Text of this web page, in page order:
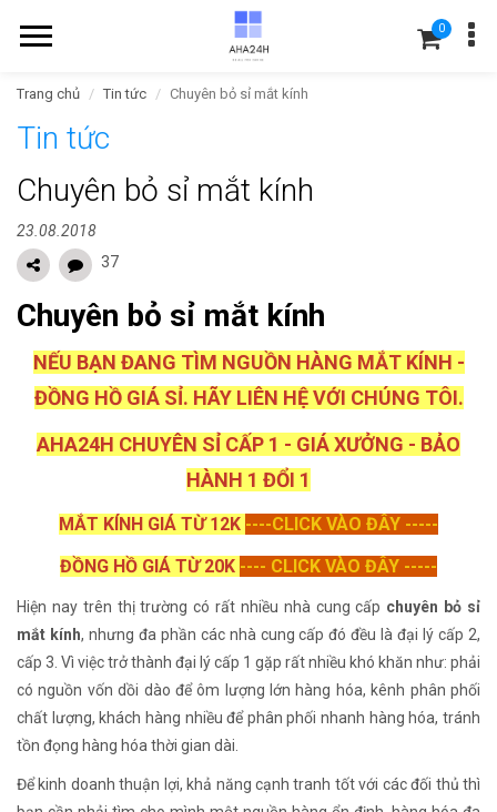
0
Trang chủ Tin tức Chuyên bỏ sỉ mắt kính
Tin tức
Chuyên bỏ sỉ mắt kính
23.08.2018
37
Chuyên bỏ sỉ mắt kính
NẾU BẠN ĐANG TÌM NGUỒN HÀNG MẮT KÍNH -
ĐỒNG HỒ GIÁ SỈ. HÃY LIÊN HỆ VỚI CHÚNG TÔI.
AHA24H CHUYÊN SỈ CẤP 1 - GIÁ XƯỞNG - BẢO
HÀNH 1 ĐỔI 1
MẮT KÍNH GIÁ TỪ 12K ----CLICK VÀO ĐÂY -----
ĐỒNG HỒ GIÁ TỪ 20K ---- CLICK VÀO ĐÂY -----
Hiện nay trên thị trường có rất nhiều nhà cung cấp chuyên bỏ sỉ
mắt kính, nhưng đa phần các nhà cung cấp đó đều là đại lý cấp 2,
cấp 3. Vì việc trở thành đại lý cấp 1 gặp rất nhiều khó khăn như: phải
có nguồn vốn dồi dào để ôm lượng lớn hàng hóa, kênh phân phối
chất lượng, khách hàng nhiều để phân phối nhanh hàng hóa, tránh
tồn đọng hàng hóa thời gian dài.
Để kinh doanh thuận lợi, khả năng cạnh tranh tốt với các đối thủ thì